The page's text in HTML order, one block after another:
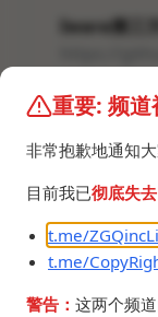
Iwara第三
#Android软
©2024 ZGQ Inc.
重要: 频道
非常抱歉地通知
目前我已彻底失去
t.me/
t.me/
警告： 这两个频